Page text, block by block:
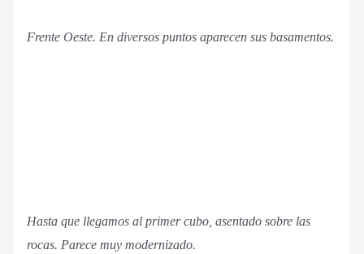
Frente Oeste. En diversos puntos aparecen sus basamentos.
Hasta que llegamos al primer cubo, asentado sobre las
rocas. Parece muy modernizado.